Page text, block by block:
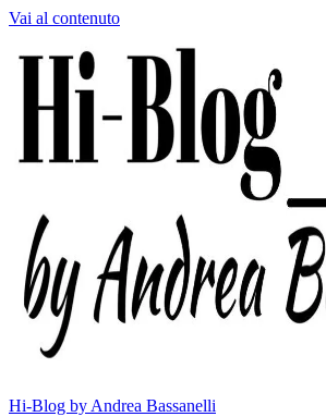
Vai al contenuto
Hi-Blog by Andrea Bassanelli